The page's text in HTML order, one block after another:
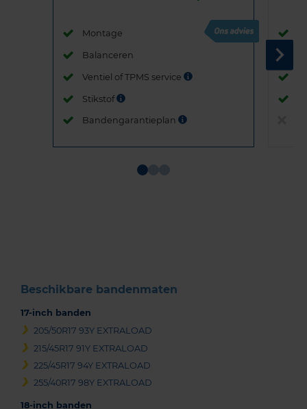
Montage
Balanceren
Ventiel of TPMS service
Stikstof
Bandengarantieplan
Beschikbare bandenmaten
17-inch banden
205/50R17 93Y EXTRALOAD
215/45R17 91Y EXTRALOAD
225/45R17 94Y EXTRALOAD
255/40R17 98Y EXTRALOAD
18-inch banden